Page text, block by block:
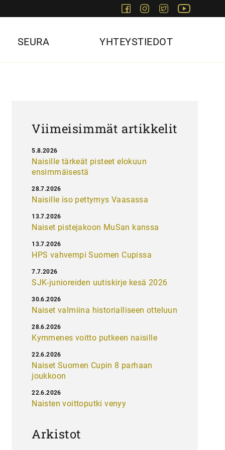
FacebookInstagram
Twitter
SEURA YHTEYSTIEDOT
Viimeisimmät artikkelit
Naisille tärkeät pisteet elokuun
ensimmäisestä
5.8.2026
Naisille iso pettymys Vaasassa
28.7.2026
Naiset pistejakoon MuSan kanssa
13.7.2026
HPS vahvempi Suomen Cupissa
13.7.2026
SJK-junioreiden uutiskirje kesä 2026
7.7.2026
Naiset valmiina historialliseen otteluun
30.6.2026
Kymmenes voitto putkeen naisille
28.6.2026
Naiset Suomen Cupin 8 parhaan
joukkoon
22.6.2026
Naisten voittoputki venyy
22.6.2026
Arkistot